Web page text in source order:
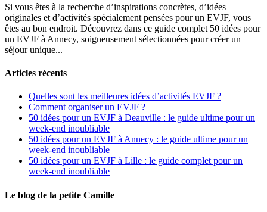
Si vous êtes à la recherche d’inspirations concrètes, d’idées
originales et d’activités spécialement pensées pour un EVJF, vous
êtes au bon endroit. Découvrez dans ce guide complet 50 idées pour
un EVJF à Annecy, soigneusement sélectionnées pour créer un
séjour unique...
Articles récents
Quelles sont les meilleures idées d’activités EVJF ?
Comment organiser un EVJF ?
50 idées pour un EVJF à Deauville : le guide ultime pour un
week-end inoubliable
50 idées pour un EVJF à Annecy : le guide ultime pour un
week-end inoubliable
50 idées pour un EVJF à Lille : le guide complet pour un
week-end inoubliable
Le blog de la petite Camille